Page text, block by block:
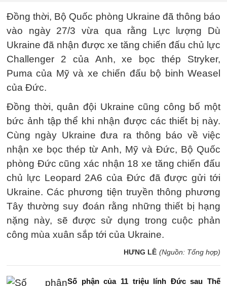
Đồng thời, Bộ Quốc phòng Ukraine đã thông báo
vào ngày 27/3 vừa qua rằng Lực lượng Dù
Ukraine đã nhận được xe tăng chiến đấu chủ lực
Challenger 2 của Anh, xe bọc thép Stryker,
Puma của Mỹ và xe chiến đấu bộ binh Weasel
của Đức.
Đồng thời, quân đội Ukraine cũng công bố một
bức ảnh tập thể khi nhận được các thiết bị này.
Cùng ngày Ukraine đưa ra thông báo về việc
nhận xe bọc thép từ Anh, Mỹ và Đức, Bộ Quốc
phòng Đức cũng xác nhận 18 xe tăng chiến đấu
chủ lực Leopard 2A6 của Đức đã được gửi tới
Ukraine. Các phương tiện truyền thông phương
Tây thường suy đoán rằng những thiết bị hạng
nặng này, sẽ được sử dụng trong cuộc phản
công mùa xuân sắp tới của Ukraine.
HƯNG LÊ (Nguồn: Tổng hợp)
Số phận của 11 triệu lính Đức sau Thế